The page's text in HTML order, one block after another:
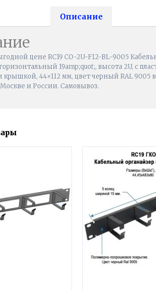
Описание
цене RC19 CO-2U-F12-BL-9005
19amp;quot;, высота 2U, с
крышкой, 44×112 мм, цвет черный RAL 9005
и России. Самовывоз.